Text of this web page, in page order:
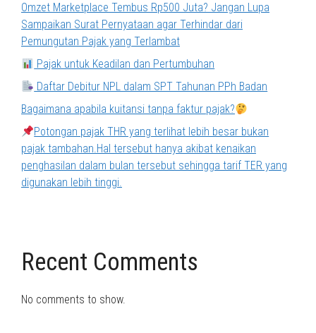
Omzet Marketplace Tembus Rp500 Juta? Jangan Lupa
Sampaikan Surat Pernyataan agar Terhindar dari
Pemungutan Pajak yang Terlambat
Pajak untuk Keadilan dan Pertumbuhan
Daftar Debitur NPL dalam SPT Tahunan PPh Badan
Bagaimana apabila kuitansi tanpa faktur pajak?
Potongan pajak THR yang terlihat lebih besar bukan
pajak tambahan.Hal tersebut hanya akibat kenaikan
penghasilan dalam bulan tersebut sehingga tarif TER yang
digunakan lebih tinggi.
Recent Comments
No comments to show.